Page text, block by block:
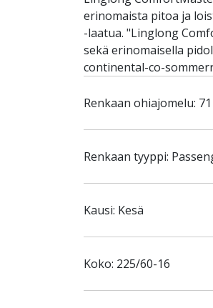
erinomaista pitoa ja
-laatua. "Linglong
sekä erinomaisella
continental-co-
Renkaan ohiajomelu:
Renkaan tyyppi:
Kausi: Kesä
Koko: 225/60-16